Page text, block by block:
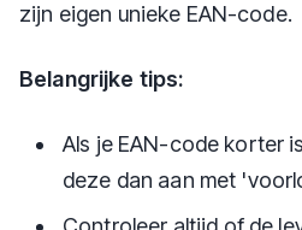
zijn eigen unieke EAN-code.
Belangrijke tips:
Als je EAN-code korter
deze dan aan met